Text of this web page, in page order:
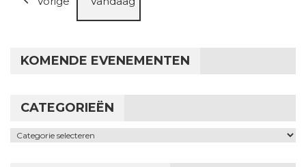
KOMENDE EVENEMENTEN
CATEGORIEËN
Categorieën